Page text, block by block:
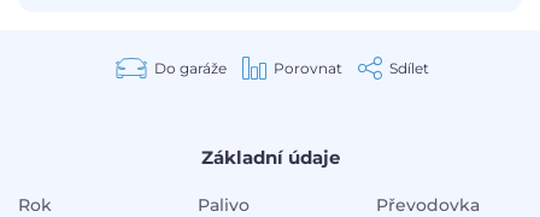
Do garáže Porovnat Sdílet
Základní údaje
Rok Palivo Převodovka